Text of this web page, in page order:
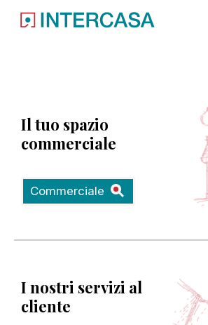
Il tuo spazio
commerciale
Commerciale
I nostri servizi al
cliente